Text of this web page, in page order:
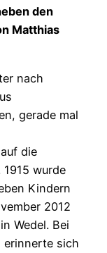
den
Matthias
nach
gerade mal
die
wurde
Kindern
2012
Wedel. Bei
erinnerte sich